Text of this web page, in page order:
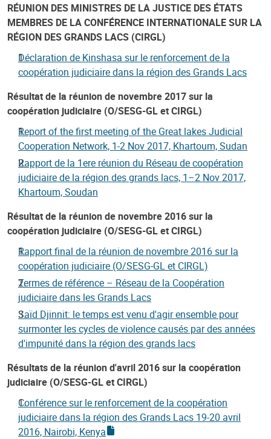
RÉUNION DES MINISTRES DE LA JUSTICE DES ÉTATS
MEMBRES DE LA CONFÉRENCE INTERNATIONALE SUR LA
RÉGION DES GRANDS LACS (CIRGL)
Déclaration de Kinshasa sur le renforcement de la
coopération judiciaire dans la région des Grands Lacs
Résultat de la réunion de novembre 2017 sur la
coopération judiciaire (O/SESG-GL et CIRGL)
Report of the first meeting of the Great lakes Judicial
Cooperation Network, 1-2 Nov 2017, Khartoum, Sudan
Rapport de la 1ere réunion du Réseau de coopération
judiciaire de la région des grands lacs, 1–2 Nov 2017,
Khartoum, Soudan
Résultat de la réunion de novembre 2016 sur la
coopération judiciaire (O/SESG-GL et CIRGL)
Rapport final de la réunion de novembre 2016 sur la
coopération judiciaire (O/SESG-GL et CIRGL)
Termes de référence – Réseau de la Coopération
judiciaire dans les Grands Lacs
Saïd Djinnit: le temps est venu d'agir ensemble pour
surmonter les cycles de violence causés par des années
d'impunité dans la région des grands lacs
Résultats de la réunion d'avril 2016 sur la coopération
judiciaire (O/SESG-GL et CIRGL)
Conférence sur le renforcement de la coopération
judiciaire dans la région des Grands Lacs 19-20 avril
2016, Nairobi, Kenya